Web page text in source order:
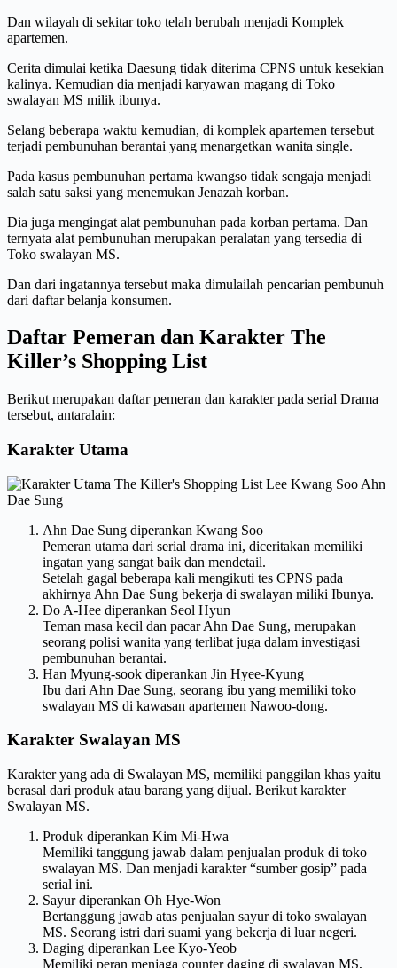
Dan wilayah di sekitar toko telah berubah menjadi Komplek
apartemen.
Cerita dimulai ketika Daesung tidak diterima CPNS untuk kesekian
kalinya. Kemudian dia menjadi karyawan magang di Toko
swalayan MS milik ibunya.
Selang beberapa waktu kemudian, di komplek apartemen tersebut
terjadi pembunuhan berantai yang menargetkan wanita single.
Pada kasus pembunuhan pertama kwangso tidak sengaja menjadi
salah satu saksi yang menemukan Jenazah korban.
Dia juga mengingat alat pembunuhan pada korban pertama. Dan
ternyata alat pembunuhan merupakan peralatan yang tersedia di
Toko swalayan MS.
Dan dari ingatannya tersebut maka dimulailah pencarian pembunuh
dari daftar belanja konsumen.
Daftar Pemeran dan Karakter The
Killer’s Shopping List
Berikut merupakan daftar pemeran dan karakter pada serial Drama
tersebut, antaralain:
Karakter Utama
Ahn Dae Sung diperankan Kwang Soo
Pemeran utama dari serial drama ini, diceritakan memiliki
ingatan yang sangat baik dan mendetail.
Setelah gagal beberapa kali mengikuti tes CPNS pada
akhirnya Ahn Dae Sung bekerja di swalayan miliki Ibunya.
Do A-Hee diperankan Seol Hyun
Teman masa kecil dan pacar Ahn Dae Sung, merupakan
seorang polisi wanita yang terlibat juga dalam investigasi
pembunuhan berantai.
Han Myung-sook diperankan Jin Hyee-Kyung
Ibu dari Ahn Dae Sung, seorang ibu yang memiliki toko
swalayan MS di kawasan apartemen Nawoo-dong.
Karakter Swalayan MS
Karakter yang ada di Swalayan MS, memiliki panggilan khas yaitu
berasal dari produk atau barang yang dijual. Berikut karakter
Swalayan MS.
Produk diperankan Kim Mi-Hwa
Memiliki tanggung jawab dalam penjualan produk di toko
swalayan MS. Dan menjadi karakter “sumber gosip” pada
serial ini.
Sayur diperankan Oh Hye-Won
Bertanggung jawab atas penjualan sayur di toko swalayan
MS. Seorang istri dari suami yang bekerja di luar negeri.
Daging diperankan Lee Kyo-Yeob
Memiliki peran menjaga counter daging di swalayan MS,